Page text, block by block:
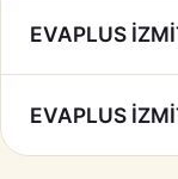
EVAPLUS
EVAPLUS